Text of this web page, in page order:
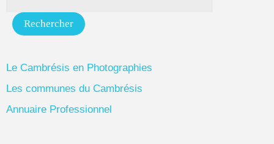
Le Cambrésis en Photographies
Les communes du Cambrésis
Annuaire Professionnel